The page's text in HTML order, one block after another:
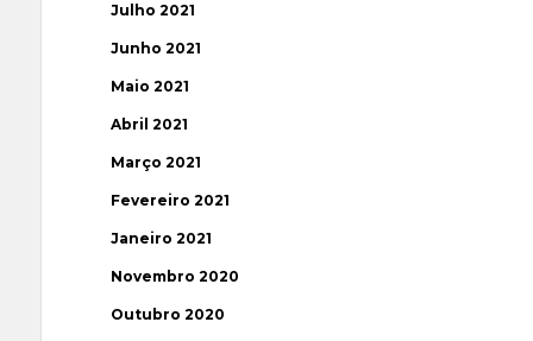
Julho 2021
Junho 2021
Maio 2021
Abril 2021
Março 2021
Fevereiro 2021
Janeiro 2021
Novembro 2020
Outubro 2020